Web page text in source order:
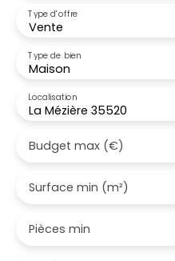
Vente
Type d'offre
Maison
Type de bien
La Mézière 35520
Localisation
Budget max (€)
Surface min (m²)
Pièces min